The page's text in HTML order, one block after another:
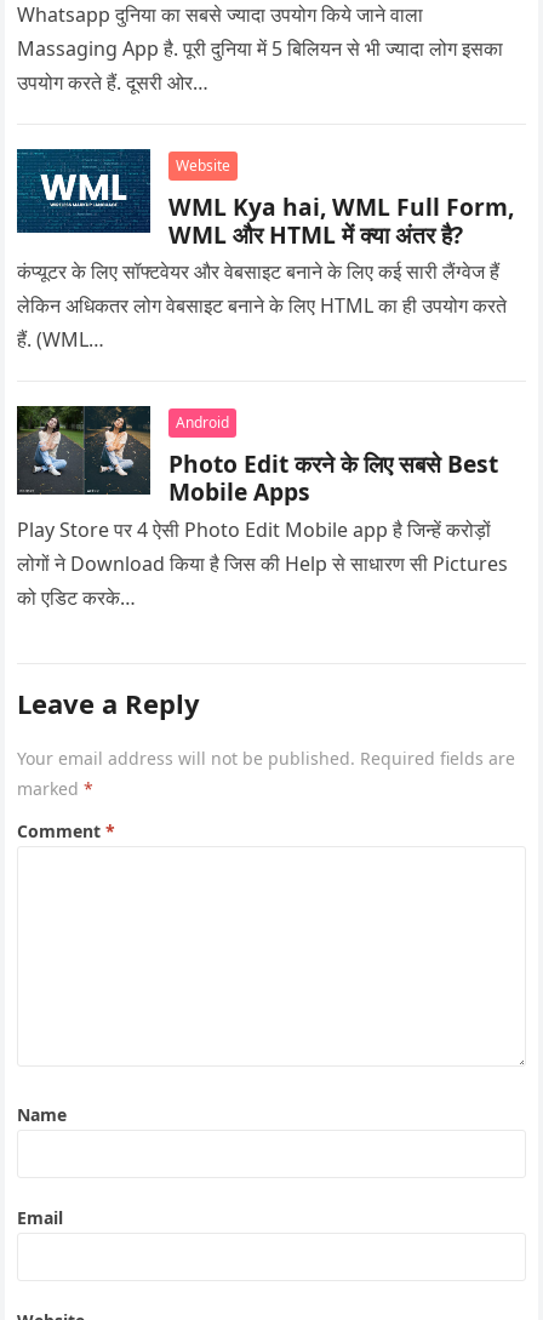
Whatsapp दुनिया का सबसे ज्यादा उपयोग किये जाने वाला
Massaging App है. पूरी दुनिया में 5 बिलियन से भी ज्यादा लोग इसका
उपयोग करते हैं. दूसरी ओर…
Website
WML Kya hai, WML Full Form,
WML और HTML में क्या अंतर है?
कंप्यूटर के लिए सॉफ्टवेयर और वेबसाइट बनाने के लिए कई सारी लैंग्वेज हैं
लेकिन अधिकतर लोग वेबसाइट बनाने के लिए HTML का ही उपयोग करते
हैं. (WML…
Android
Photo Edit करने के लिए सबसे Best
Mobile Apps
Play Store पर 4 ऐसी Photo Edit Mobile app है जिन्हें करोड़ों
लोगों ने Download किया है जिस की Help से साधारण सी Pictures
को एडिट करके…
Leave a Reply
Your email address will not be published. Required fields are
marked*
Comment*
Name
Email